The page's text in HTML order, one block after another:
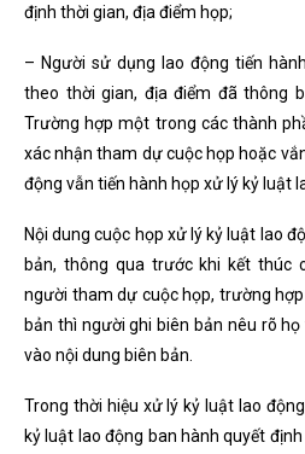
định thời gian, địa điểm họp;
– Người sử dụng lao động tiến
theo thời gian, địa điểm đã thông
Trường hợp một trong các thành
xác nhận tham dự cuộc họp hoặc
động vẫn tiến hành họp xử lý kỷ luật
Nội dung cuộc họp xử lý kỷ luật lao
bản, thông qua trước khi kết thúc
người tham dự cuộc họp, trường
bản thì người ghi biên bản nêu rõ
vào nội dung biên bản.
Trong thời hiệu xử lý kỷ luật lao
kỷ luật lao động ban hành quyết